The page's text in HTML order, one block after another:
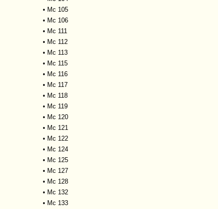
• Mc 105
• Mc 106
• Mc 111
• Mc 112
• Mc 113
• Mc 115
• Mc 116
• Mc 117
• Mc 118
• Mc 119
• Mc 120
• Mc 121
• Mc 122
• Mc 124
• Mc 125
• Mc 127
• Mc 128
• Mc 132
• Mc 133